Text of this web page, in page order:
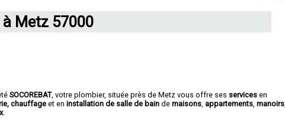
à Metz 57000
SOCOREBAT, votre plombier, située près de Metz vous offre ses services en
chauffage et eninstallation de salle de bain demaisons appartements ,manoirs
.